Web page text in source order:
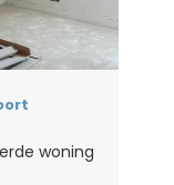
woning